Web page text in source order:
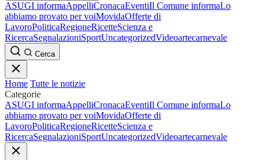
ASUGI informaAppelliCronacaEventiIl Comune informaLo
abbiamo provato per voiMovidaOfferte di
LavoroPoliticaRegioneRicetteScienza e
RicercaSegnalazioniSportUncategorizedVideoartecarnevale
Cerca
Home Tutte le notizie
Categorie
ASUGI informaAppelliCronacaEventiIl Comune informaLo
abbiamo provato per voiMovidaOfferte di
LavoroPoliticaRegioneRicetteScienza e
RicercaSegnalazioniSportUncategorizedVideoartecarnevale